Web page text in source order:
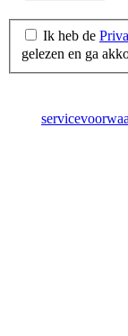
Ik heb de
gelezen en ga